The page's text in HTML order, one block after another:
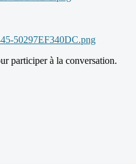
participer à la conversation.